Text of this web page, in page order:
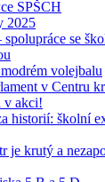
SPŠCH
2025
spolupráce se
volejbalu
v Centru
v akci!
historií: školní
je krutý a